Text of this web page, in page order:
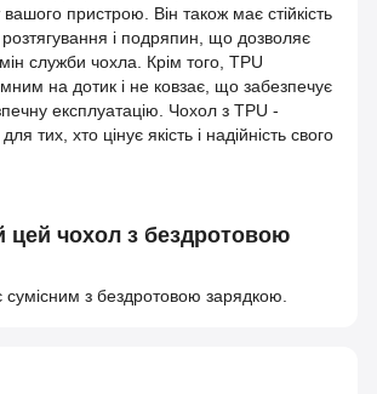
вашого пристрою. Він також має стійкість
і подряпин, що дозволяє
служби чохла. Крім того, TPU
на дотик і не ковзає, що забезпечує
експлуатацію. Чохол з TPU -
тих, хто цінує якість і надійність свого
цей чохол з бездротовою
сумісним з бездротовою зарядкою.